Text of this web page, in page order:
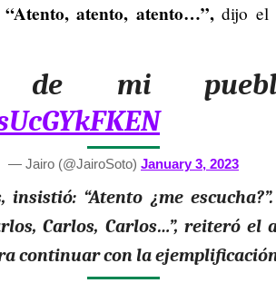
“Atento, atento, atento…”,dijo el
de mi
— Jairo (@JairoSoto) January 3, 2023
insistió: “Atento ¿me
Carlos, Carlos…”, reiteró el
continuar con la